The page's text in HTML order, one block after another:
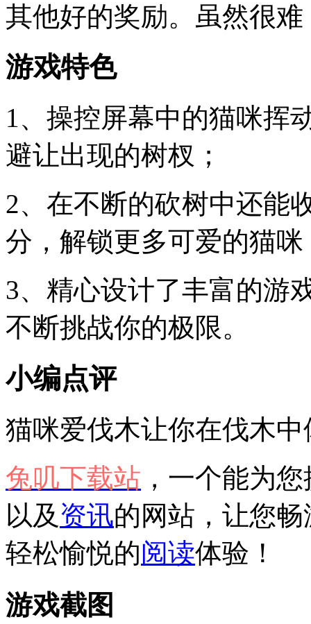
其他好的奖励。虽然很
游戏特色
1、操控屏幕中的猫咪挥
避让出现的树杈；
2、在不断的砍树中还能
分，解锁更多可爱的猫咪
3、精心设计了丰富的游
不断挑战你的极限。
小编点评
猫咪爱伐木让你在伐木
兔叽下载站 ，一个能为
以及 资讯的网站，让您
轻松愉悦的阅读体验！
游戏截图